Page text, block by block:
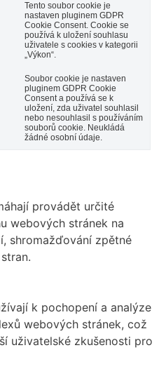
Tento soubor cookie je
nastaven pluginem GDPR
Cookie Consent. Cookie se
používá k uložení souhlasu
uživatele s cookies v kategorii
„Výkon“.
Soubor cookie je nastaven
pluginem GDPR Cookie
Consent a používá se k
uložení, zda uživatel souhlasil
nebo nesouhlasil s používáním
souborů cookie. Neukládá
žádné osobní údaje.
provádět určité
webových stránek na
shromažďování zpětné
k pochopení a analýze
webových stránek, což
uživatelské zkušenosti pro